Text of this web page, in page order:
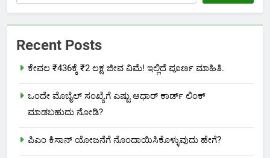
Recent Posts
ಕೇವಲ ₹436ಕ್ಕೆ ₹2 ಲಕ್ಷ ಜೀವ ವಿಮೆ! ಇಲ್ಲಿದೆ ಪೂರ್ಣ ಮಾಹಿತಿ.
ಒಂದೇ ಮೊಬೈಲ್ ಸಂಖ್ಯೆಗೆ ಎಷ್ಟು ಆಧಾರ್ ಕಾರ್ಡ್ ಲಿಂಕ್
ಮಾಡಬಹುದು ನೋಡಿ?
ಪಿಎಂ ಕಿಸಾನ್ ಯೋಜನೆಗೆ ನೊಂದಾಯಿಸಿಕೊಳ್ಳುವುದು ಹೇಗೆ?